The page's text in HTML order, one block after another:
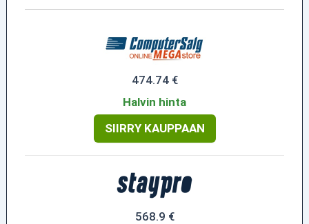
474.74 €
Halvin hinta
SIIRRY KAUPPAAN
568.9 €